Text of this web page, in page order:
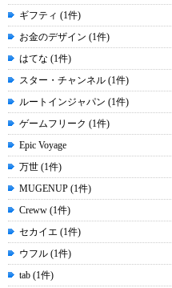
ギフティ (1件)
お金のデザイン (1件)
はてな (1件)
スター・チャンネル (1件)
ルートインジャパン (1件)
ゲームフリーク (1件)
Epic Voyage
万世 (1件)
MUGENUP (1件)
Creww (1件)
セカイエ (1件)
ウフル (1件)
tab (1件)